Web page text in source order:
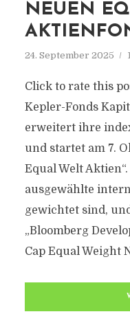
NEUEN
24. September 2025
Click to rate this
Kepler-Fonds
erweitert ihre
und startet am 7.
Equal Welt
ausgewählte
gewichtet sind,
„Bloomberg
Cap Equal Weight